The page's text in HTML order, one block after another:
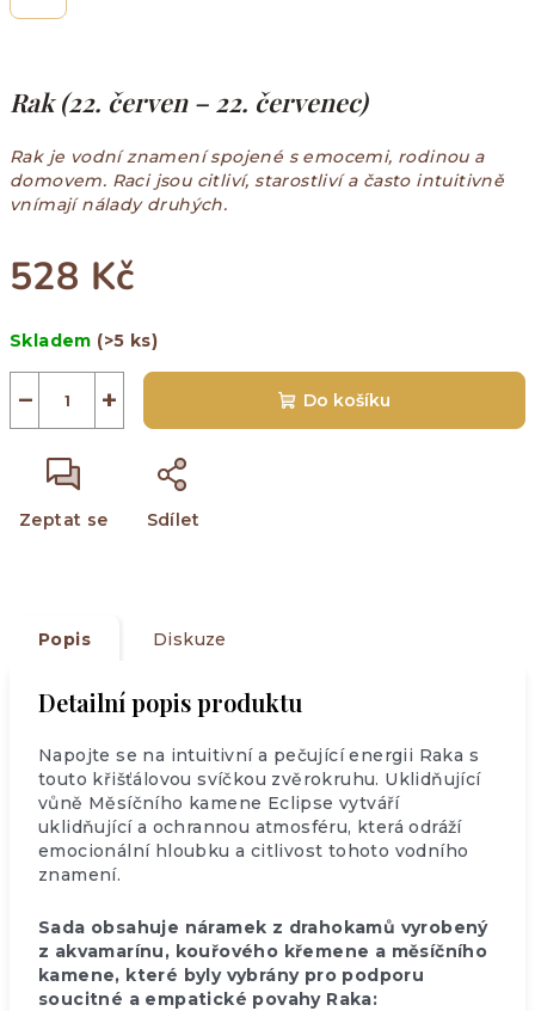
Rak (22. červen – 22. červenec)
Rak je vodní znamení spojené s emocemi, rodinou a
domovem. Raci jsou citliví, starostliví a často intuitivně
vnímají nálady druhých.
528 Kč
cena:
Skladem (>5 ks)
+
− Do košíku
Zeptat se Sdílet
Popis Diskuze
Detailní popis produktu
Napojte se na intuitivní a pečující energii Raka s
touto křišťálovou svíčkou zvěrokruhu. Uklidňující
vůně Měsíčního kamene Eclipse vytváří
uklidňující a ochrannou atmosféru, která odráží
emocionální hloubku a citlivost tohoto vodního
znamení.
Sada obsahuje náramek z drahokamů vyrobený
z akvamarínu, kouřového křemene a měsíčního
kamene, které byly vybrány pro podporu
soucitné a empatické povahy Raka: